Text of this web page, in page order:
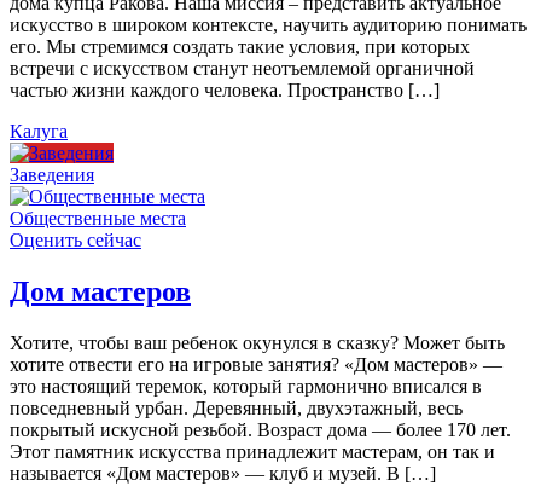
искусство в широком контексте, научить аудиторию понимать
его. Мы стремимся создать такие условия, при которых
встречи с искусством станут неотъемлемой органичной
частью жизни каждого человека. Пространство […]
Калуга
Заведения
Общественные места
Оценить сейчас
Дом мастеров
Хотите, чтобы ваш ребенок окунулся в сказку? Может быть
хотите отвести его на игровые занятия? «Дом мастеров» —
это настоящий теремок, который гармонично вписался в
повседневный урбан. Деревянный, двухэтажный, весь
покрытый искусной резьбой. Возраст дома — более 170 лет.
Этот памятник искусства принадлежит мастерам, он так и
называется «Дом мастеров» — клуб и музей. В […]